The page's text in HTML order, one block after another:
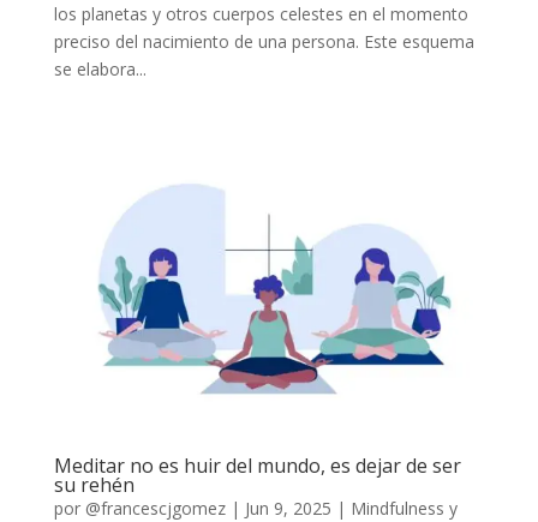
los planetas y otros cuerpos celestes en el momento
preciso del nacimiento de una persona. Este esquema
se elabora...
Meditar no es huir del mundo, es dejar de ser
su rehén
por @francescjgomez| Jun 9, 2025 | Mindfulness y